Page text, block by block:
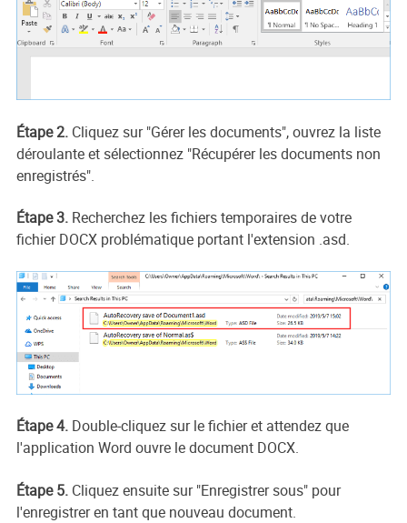
Étape 2.Cliquez sur "Gérer les documents", ouvrez la liste
déroulante et sélectionnez "Récupérer les documents non
enregistrés".
Étape 3. Recherchez les fichiers temporaires de votre
fichier DOCX problématique portant l'extension .asd.
Étape 4. Double-cliquez sur le fichier et attendez que
l'application Word ouvre le document DOCX.
Étape 5. Cliquez ensuite sur "Enregistrer sous" pour
l'enregistrer en tant que nouveau document.